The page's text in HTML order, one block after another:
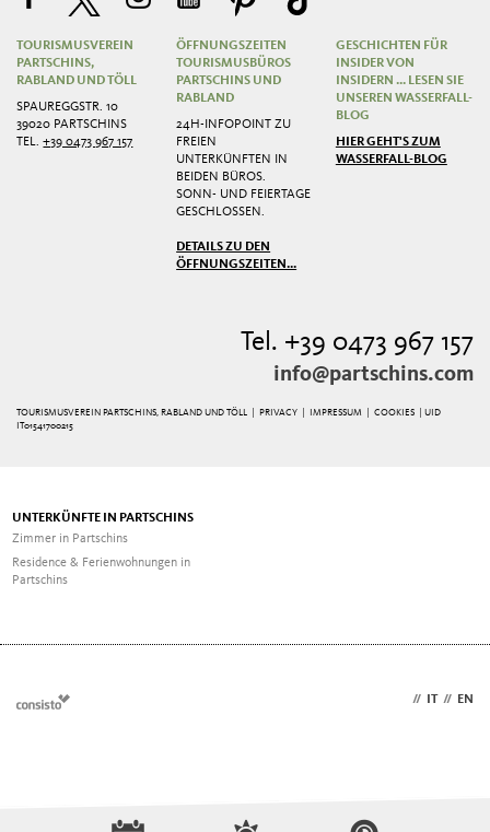
TOURISMUSVEREIN
PARTSCHINS,
RABLAND UND TÖLL
SPAUREGGSTR. 10
39020 PARTSCHINS
TEL.+39 0473 967 157
ÖFFNUNGSZEITEN
TOURISMUSBÜROS
PARTSCHINS UND
RABLAND
24H-INFOPOINT ZU
FREIEN
UNTERKÜNFTEN IN
BEIDEN BÜROS.
SONN- UND FEIERTAGE
GESCHLOSSEN.
DETAILS ZU DEN
ÖFFNUNGSZEITEN...
GESCHICHTEN FÜR
INSIDER VON
INSIDERN ... LESEN SIE
UNSEREN WASSERFALL-
BLOG
HIER GEHT'S ZUM
WASSERFALL-BLOG
Tel. +39 0473 967 157
info@partschins.com
TOURISMUSVEREIN PARTSCHINS, RABLAND UND TÖLL | PRIVACY IMPRESSUM |COOKIES
| UID
IT01541700215
UNTERKÜNFTE IN PARTSCHINS
Zimmer in Partschins
Residence & Ferienwohnungen in
Partschins
// // EN